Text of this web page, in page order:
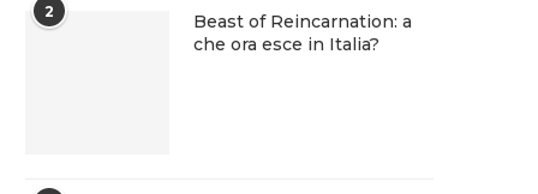
2
Beast of Reincarnation: a
che ora esce in Italia?